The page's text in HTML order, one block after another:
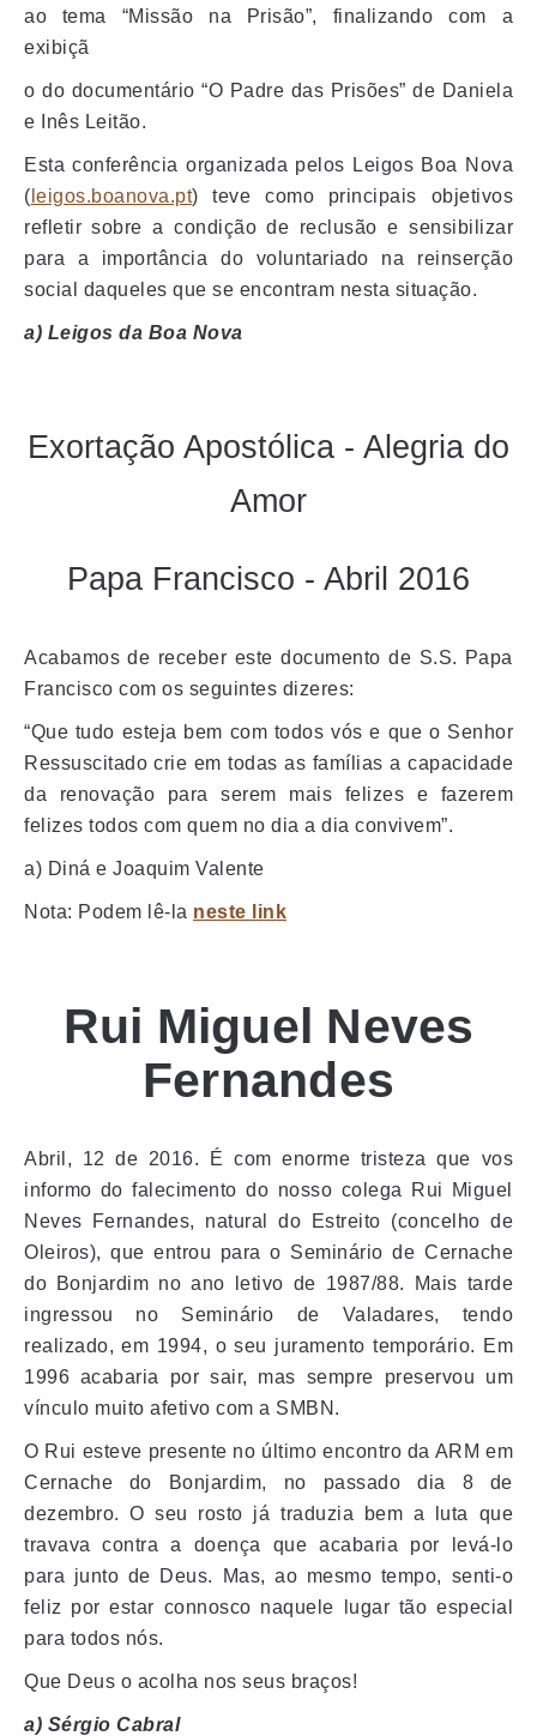
ao tema “Missão na Prisão”, finalizando com a
exibiçã
o do documentário “O Padre das Prisões” de Daniela
e Inês Leitão.
Esta conferência organizada pelos Leigos Boa Nova
( leigos.boanova.pt) teve como principais objetivos
refletir sobre a condição de reclusão e sensibilizar
para a importância do voluntariado na reinserção
social daqueles que se encontram nesta situação.
a) Leigos da Boa Nova
Exortação Apostólica - Alegria do
Amor
Papa Francisco - Abril 2016
Acabamos de receber este documento de S.S. Papa
Francisco com os seguintes dizeres:
“Que tudo esteja bem com todos vós e que o Senhor
Ressuscitado crie em todas as famílias a capacidade
da renovação para serem mais felizes e fazerem
felizes todos com quem no dia a dia convivem”.
a) Diná e Joaquim Valente
Nota: Podem lê-la neste link
Rui Miguel Neves
Fernandes
Abril, 12 de 2016. É com enorme tristeza que vos
informo do falecimento do nosso colega Rui Miguel
Neves Fernandes, natural do Estreito (concelho de
Oleiros), que entrou para o Seminário de Cernache
do Bonjardim no ano letivo de 1987/88. Mais tarde
ingressou no Seminário de Valadares, tendo
realizado, em 1994, o seu juramento temporário. Em
1996 acabaria por sair, mas sempre preservou um
vínculo muito afetivo com a SMBN.
O Rui esteve presente no último encontro da ARM em
Cernache do Bonjardim, no passado dia 8 de
dezembro. O seu rosto já traduzia bem a luta que
travava contra a doença que acabaria por levá-lo
para junto de Deus. Mas, ao mesmo tempo, senti-o
feliz por estar connosco naquele lugar tão especial
para todos nós.
Que Deus o acolha nos seus braços!
a) Sérgio Cabral